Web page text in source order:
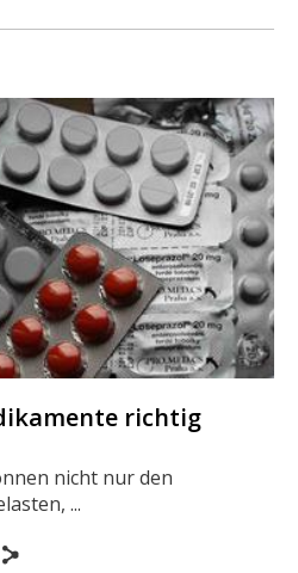
richtig
nicht nur den
...